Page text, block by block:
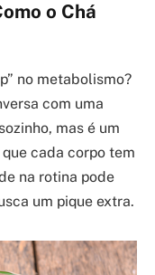
o Chá
no metabolismo?
com uma
mas é um
cada corpo tem
na rotina pode
um pique extra.